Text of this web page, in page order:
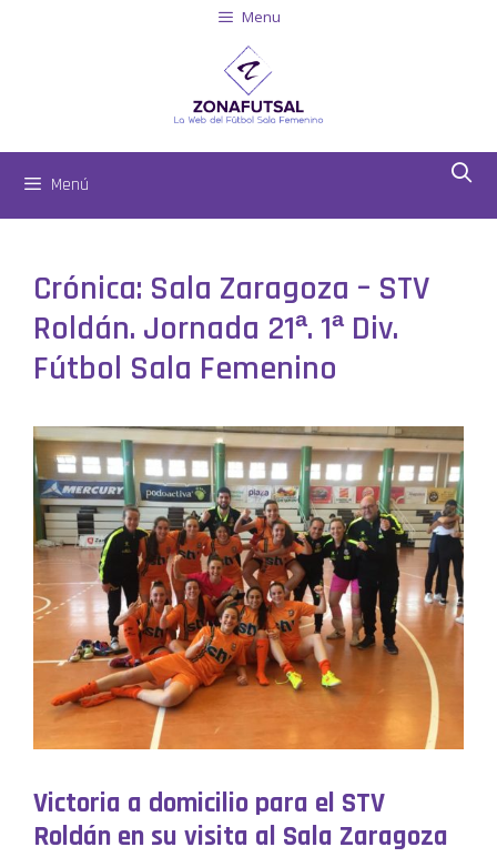
Menu
Menú
Crónica: Sala Zaragoza – STV
Roldán. Jornada 21ª. 1ª Div.
Fútbol Sala Femenino
Victoria a domicilio para el STV
Roldán en su visita al Sala Zaragoza